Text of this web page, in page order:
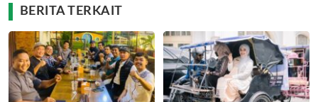
BERITA TERKAIT